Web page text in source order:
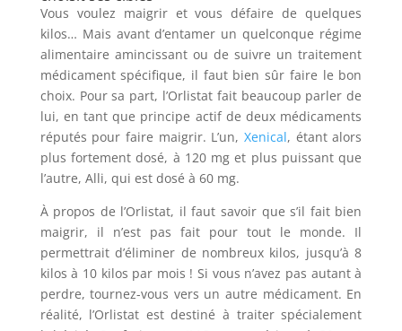
Vous voulez maigrir et vous défaire de quelques
kilos… Mais avant d’entamer un quelconque régime
alimentaire amincissant ou de suivre un traitement
médicament spécifique, il faut bien sûr faire le bon
choix. Pour sa part, l’Orlistat fait beaucoup parler de
lui, en tant que principe actif de deux médicaments
réputés pour faire maigrir. L’un, Xenical, étant alors
plus fortement dosé, à 120 mg et plus puissant que
l’autre, Alli, qui est dosé à 60 mg.
À propos de l’Orlistat, il faut savoir que s’il fait bien
maigrir, il n’est pas fait pour tout le monde. Il
permettrait d’éliminer de nombreux kilos, jusqu’à 8
kilos à 10 kilos par mois ! Si vous n’avez pas autant à
perdre, tournez-vous vers un autre médicament. En
réalité, l’Orlistat est destiné à traiter spécialement